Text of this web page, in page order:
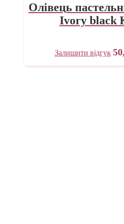
Олівець
Ivory black
Залишити відгук